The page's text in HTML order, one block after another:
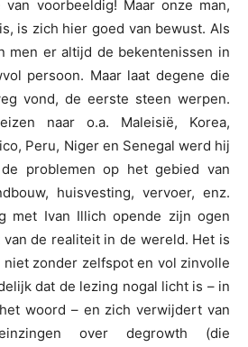
voorbeeldig! Maar onze man,
is zich hier goed van bewust. Als
men er altijd de bekentenissen in
persoon. Maar laat degene die
vond, de eerste steen werpen.
naar o.a. Maleisië, Korea,
Peru, Niger en Senegal werd hij
problemen op het gebied van
huisvesting, vervoer, enz.
met Ivan Illich opende zijn ogen
de realiteit in de wereld. Het is
zonder zelfspot en vol zinvolle
dat de lezing nogal licht is – in
woord – en zich verwijdert van
over degrowth (die